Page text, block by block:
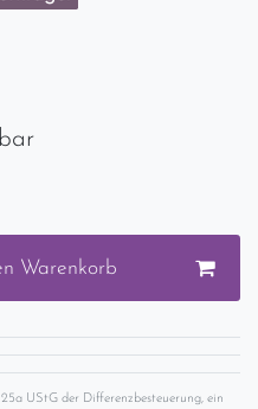
Warenkorb
UStG der Differenzbesteuerung, ein